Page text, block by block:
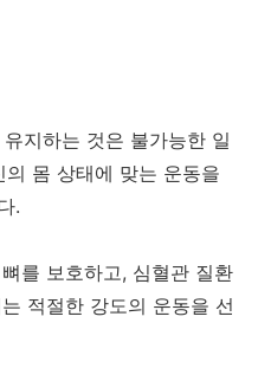
지하는 것은 불가능한 일
몸 상태에 맞는 운동을
.
를 보호하고, 심혈관 질환
적절한 강도의 운동을 선